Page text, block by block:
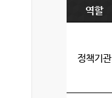
역할
정책기관